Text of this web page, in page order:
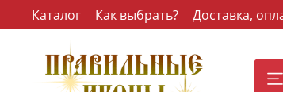
Каталог Как выбрать? Доставка,